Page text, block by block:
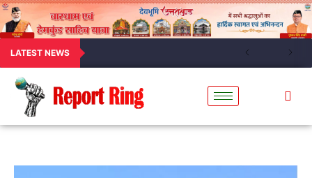
LATEST NEWS